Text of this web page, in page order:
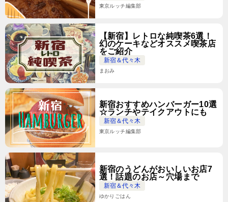
東京ルッチ編集部
【新宿】レトロな純喫茶6選！
幻のケーキなどオススメ喫茶店
をご紹介
新宿＆代々木
まおみ
新宿おすすめハンバーガー10選
☆ランチやテイクアウトにも
新宿＆代々木
東京ルッチ編集部
新宿のうどんがおいしいお店7
選！話題のお店～穴場まで
新宿＆代々木
ゆかりごはん